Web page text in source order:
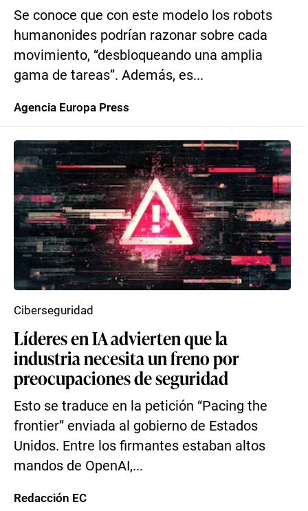
Se conoce que con este modelo los robots
humanonides podrían razonar sobre cada
movimiento, “desbloqueando una amplia
gama de tareas”. Además, es...
Agencia Europa Press
Líderes en IA advierten que la
industria necesita un freno por
preocupaciones de seguridad
Esto se traduce en la petición “Pacing the
frontier” enviada al gobierno de Estados
Unidos. Entre los firmantes estaban altos
mandos de OpenAI,...
Ciberseguridad
Redacción EC